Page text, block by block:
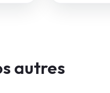
autres